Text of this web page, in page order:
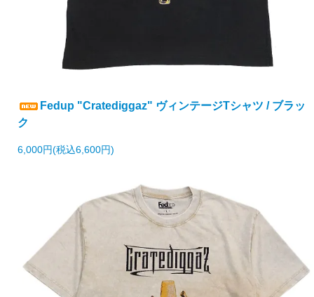
Fedup "Cratediggaz" ヴィンテージTシャツ / ブラッ
ク
6,000円(税込6,600円)